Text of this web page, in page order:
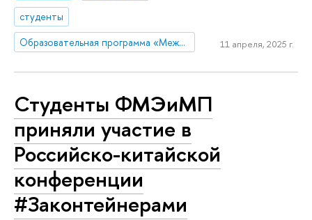
студенты
Образовательная программа «Международные отношения»
11 апреля, 2025 г.
Студенты ФМЭиМП
приняли участие в
Российско-китайской
конференции
#Законтейнерами